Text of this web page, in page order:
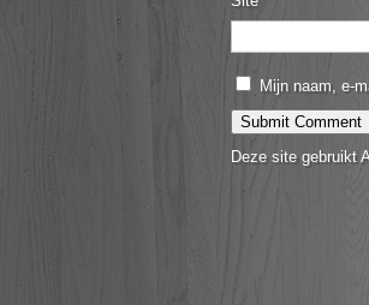
Mijn naam, e-
Deze site gebruikt